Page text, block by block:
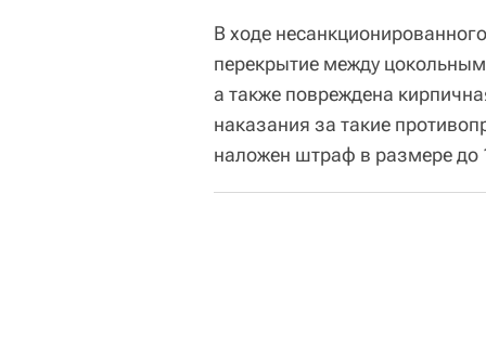
В ходе
перекрытие между
а также повреждена
наказания за такие
наложен штраф в размере до